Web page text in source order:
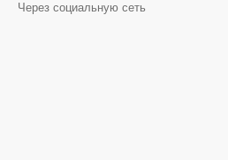
Через социальную сеть